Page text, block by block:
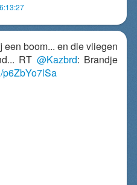
boom... en die vliegen
RT @Kazbrd: Brandje
p6ZbYo7lSa